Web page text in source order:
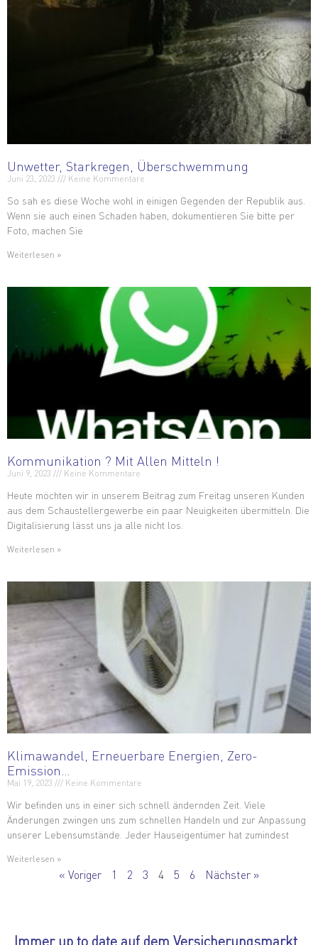
Unwetter, Starkregen, Überschwemmung
Juni 23, 2023 Keine Kommentare
So sah es diese Woche wohl in einigen Gegenden der Republik aus.
Wenn sie auch einen Schaden haben, dokumentieren Sie bitte per
Foto, machen Sie
Weiterlesen »
Kommunikation ? Mit Allen Mitteln !
Juni 9, 2023 Keine Kommentare
Heute möchten wir in unserem Beitrag zum Freitag unseren Kunden
aus dem Schaustellergewerbe ein paar Neuigkeiten übermitteln. Die
Digitalisierung lässt uns ja alle nicht los.
Weiterlesen »
Klimawandel, Erneuerbare Energien, Zero-
Emission…
Mai 19, 2023 Keine Kommentare
Wir befinden uns in einer sich schnell ändernden Zeit. Viele
Änderungen zwingen uns zum schnellen Handeln und zur Anpassung
unserer Lebensumstände. Jeder Hauseigentümer hat zumindest
Weiterlesen »
« Voriger 1 2 3 4 5 6 Nächster »
Immer up to date auf dem Versicherungsmarkt